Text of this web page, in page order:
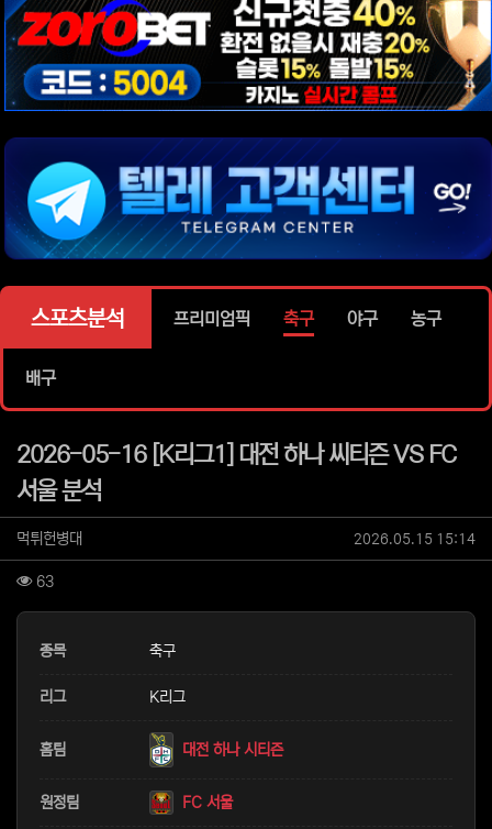
위젯설정에서 이미지 등록
위젯설정에서 이미지 등록
위젯설정에서 이미지 등록
스포츠분석 프리미엄픽 축구 야구 농구
배구
2026-05-16 [K리그1] 대전 하나 씨티즌 VS FC
서울 분석
작성자 정보
먹튀헌병대 작성일
2026.05.15 15:14
컨텐츠 정보
63조회
본문
종목 축구
리그 K리그
홈팀 대전 하나 시티즌
원정팀 FC 서울